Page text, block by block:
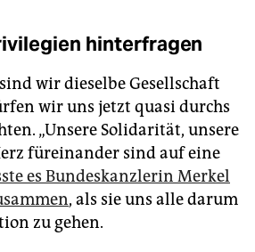
hinterfragen
wir dieselbe Gesellschaft
wir uns jetzt quasi durchs
„Unsere Solidarität, unsere
füreinander sind auf eine
es Bundeskanzlerin Merkel
, als sie uns alle darum
zu gehen.